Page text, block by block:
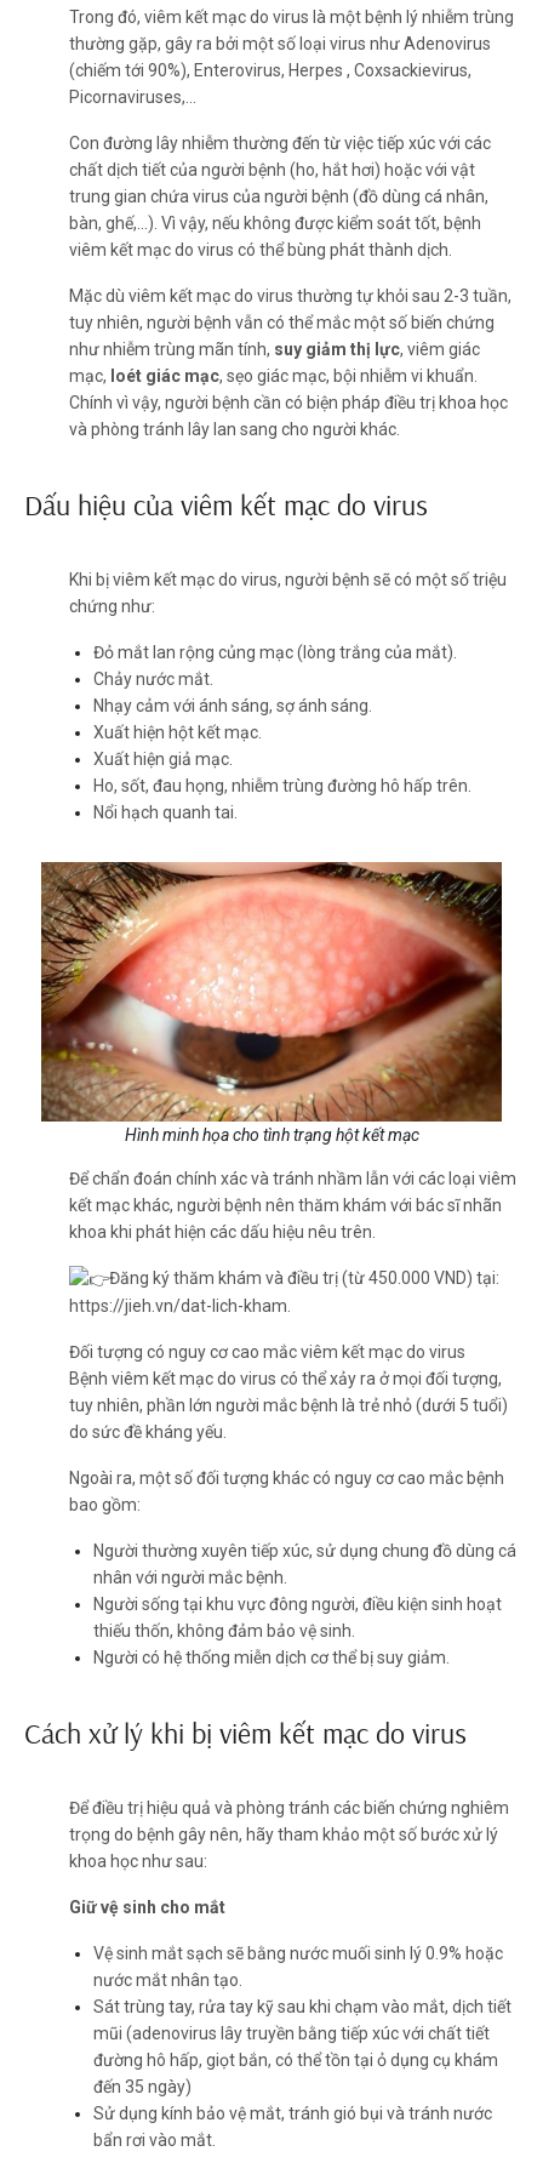
Trong đó, viêm kết mạc do virus là một bệnh lý nhiễm trùng
thường gặp, gây ra bởi một số loại virus như Adenovirus
(chiếm tới 90%), Enterovirus, Herpes , Coxsackievirus,
Picornaviruses,...
Con đường lây nhiễm thường đến từ việc tiếp xúc với các
chất dịch tiết của người bệnh (ho, hắt hơi) hoặc với vật
trung gian chứa virus của người bệnh (đồ dùng cá nhân,
bàn, ghế,...). Vì vậy, nếu không được kiểm soát tốt, bệnh
viêm kết mạc do virus có thể bùng phát thành dịch.
Mặc dù viêm kết mạc do virus thường tự khỏi sau 2-3 tuần,
tuy nhiên, người bệnh vẫn có thể mắc một số biến chứng
như nhiễm trùng mãn tính, suy giảm thị lực, viêm giác
mạc, loét giác mạc, sẹo giác mạc, bội nhiễm vi khuẩn.
Chính vì vậy, người bệnh cần có biện pháp điều trị khoa học
và phòng tránh lây lan sang cho người khác.
Dấu hiệu của viêm kết mạc do virus
Khi bị viêm kết mạc do virus, người bệnh sẽ có một số triệu
chứng như:
Đỏ mắt lan rộng củng mạc (lòng trắng của mắt).
Chảy nước mắt.
Nhạy cảm với ánh sáng, sợ ánh sáng.
Xuất hiện hột kết mạc.
Xuất hiện giả mạc.
Ho, sốt, đau họng, nhiễm trùng đường hô hấp trên.
Nổi hạch quanh tai.
Hình minh họa cho tình trạng hột kết mạc
Để chẩn đoán chính xác và tránh nhầm lẫn với các loại viêm
kết mạc khác, người bệnh nên thăm khám với bác sĩ nhãn
khoa khi phát hiện các dấu hiệu nêu trên.
Đăng ký thăm khám và điều trị (từ 450.000 VND) tại:
https://jieh.vn/dat-lich-kham.
Đối tượng có nguy cơ cao mắc viêm kết mạc do virus
Bệnh viêm kết mạc do virus có thể xảy ra ở mọi đối tượng,
tuy nhiên, phần lớn người mắc bệnh là trẻ nhỏ (dưới 5 tuổi)
do sức đề kháng yếu.
Ngoài ra, một số đối tượng khác có nguy cơ cao mắc bệnh
bao gồm:
Người thường xuyên tiếp xúc, sử dụng chung đồ dùng cá
nhân với người mắc bệnh.
Người sống tại khu vực đông người, điều kiện sinh hoạt
thiếu thốn, không đảm bảo vệ sinh.
Người có hệ thống miễn dịch cơ thể bị suy giảm.
Cách xử lý khi bị viêm kết mạc do virus
Để điều trị hiệu quả và phòng tránh các biến chứng nghiêm
trọng do bệnh gây nên, hãy tham khảo một số bước xử lý
khoa học như sau:
Giữ vệ sinh cho mắt
Vệ sinh mắt sạch sẽ bằng nước muối sinh lý 0.9% hoặc
nước mắt nhân tạo.
Sát trùng tay, rửa tay kỹ sau khi chạm vào mắt, dịch tiết
mũi (adenovirus lây truyền bằng tiếp xúc với chất tiết
đường hô hấp, giọt bắn, có thể tồn tại ỏ dụng cụ khám
đến 35 ngày)
Sử dụng kính bảo vệ mắt, tránh gió bụi và tránh nước
bẩn rơi vào mắt.